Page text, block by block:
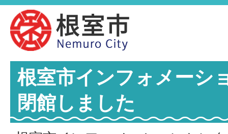
根室市インフォメーシ
閉館しました